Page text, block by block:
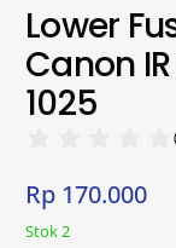
Lower
Canon IR
1025
Rp 170.000
Stok 2